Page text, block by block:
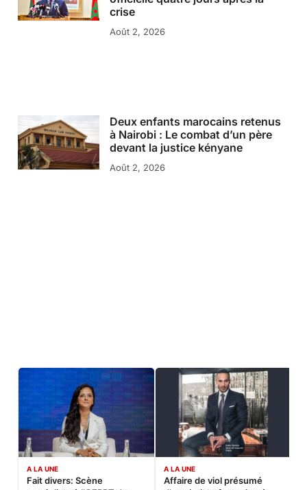
crise
Août 2, 2026
Deux enfants marocains retenus
à Nairobi : Le combat d’un père
devant la justice kényane
Août 2, 2026
A LA UNE
Fait divers: Scène
A LA UNE
Affaire de viol présumé